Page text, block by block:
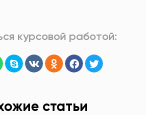
курсовой работой:
статьи